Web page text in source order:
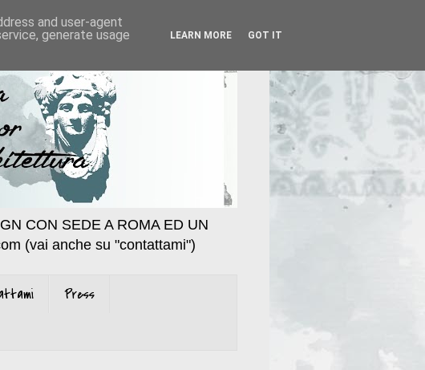
CON SEDE A ROMA ED UN
(vai anche su "contattami")
Press
and user-agent
generate usage
LEARN MORE GOT IT